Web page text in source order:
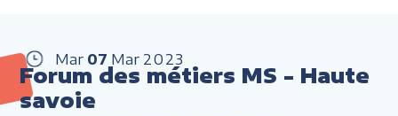
Mar 07 Mar 2023
Forum des métiers MS - Haute
savoie